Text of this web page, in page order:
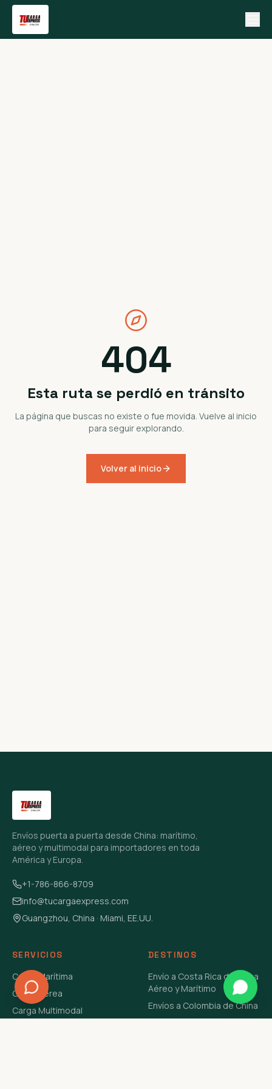
404
Esta ruta se perdió en tránsito
La página que buscas no existe o fue movida. Vuelve al inicio
para seguir explorando.
Volver al inicio
Envíos puerta a puerta desde China: marítimo,
aéreo y multimodal para importadores en toda
América y Europa.
+1-786-866-8709
info@tucargaexpress.com
Guangzhou, China · Miami, EE.UU.
SERVICIOS
Carga Marítima
Carga Aérea
Carga Multimodal
DESTINOS
Envío a Costa Rica de China
Aéreo y Marítimo
Envíos a Colombia de China